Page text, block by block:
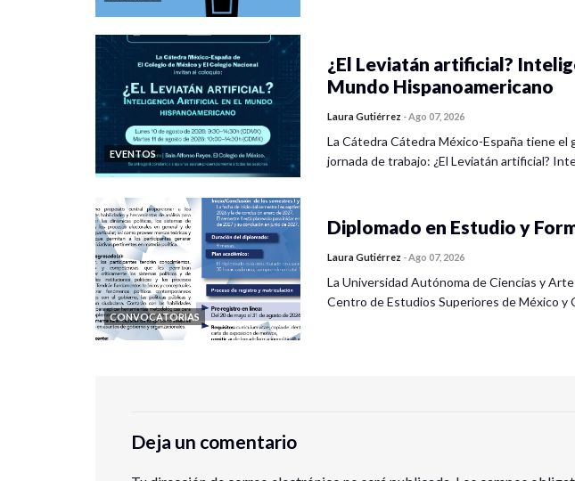
EVENTOS
¿El Leviatán artificial?
Mundo Hispanoamericano
Laura Gutiérrez -Ago 07, 2026
La Cátedra Cátedra México-España tiene el
jornada de trabajo: ¿El Leviatán artificial?
CONVOCATORIAS
Diplomado en Estudio y
Laura Gutiérrez -Ago 07, 2026
La Universidad Autónoma de Ciencias y
Centro de Estudios Superiores de México y
Deja un comentario